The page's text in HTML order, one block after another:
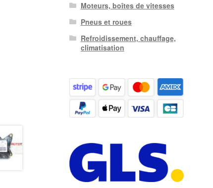
Moteurs, boîtes de vitesses
Pneus et roues
Refroidissement, chauffage,
climatisation